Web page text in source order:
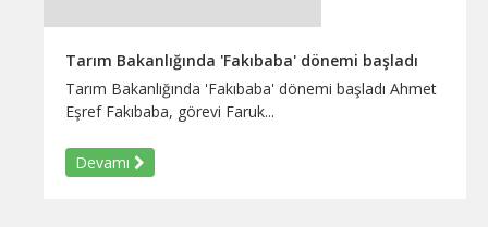
Tarım Bakanlığında 'Fakıbaba' dönemi başladı
Tarım Bakanlığında 'Fakıbaba' dönemi başladı Ahmet
Eşref Fakıbaba, görevi Faruk...
Devamı